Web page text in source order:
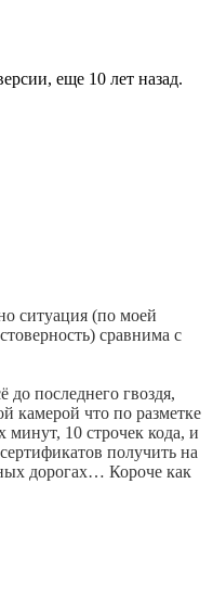
еще 10 лет назад.
ситуация (по моей
сравнима с
до последнего гвоздя,
камерой что по разметке
минут, 10 строчек кода, и
получить на
дорогах… Короче как